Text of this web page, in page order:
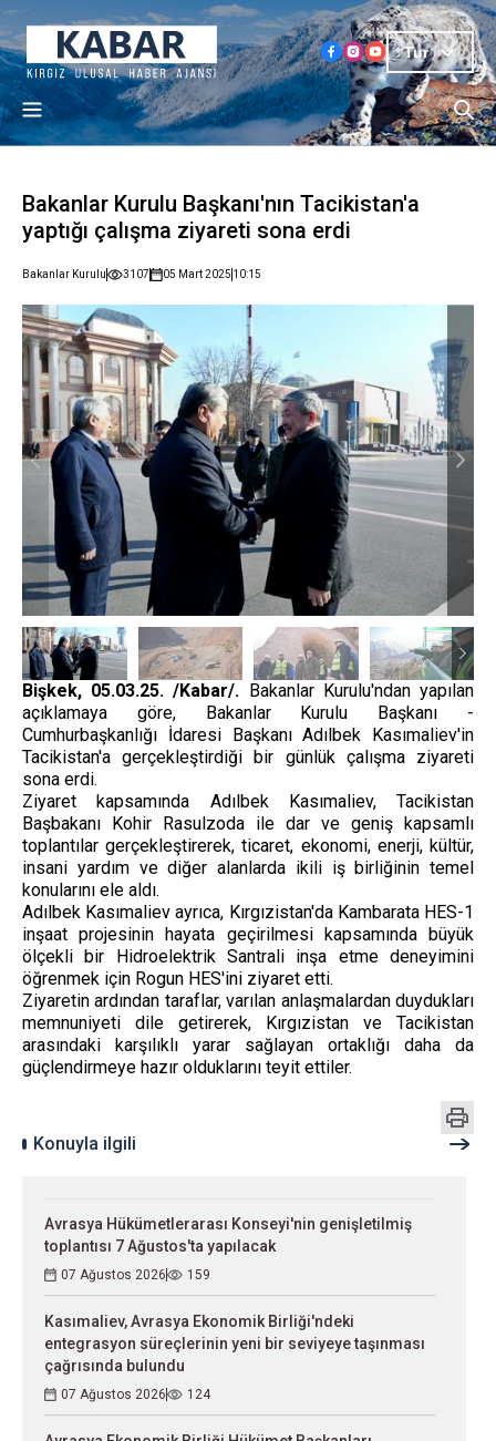
Tur
Bakanlar Kurulu Başkanı'nın Tacikistan'a
yaptığı çalışma ziyareti sona erdi
Bakanlar Kurulu 3107 05 Mart 2025 10:15
Bişkek, 05.03.25. /Kabar/. Bakanlar Kurulu'ndan yapılan
açıklamaya göre, Bakanlar Kurulu Başkanı -
Cumhurbaşkanlığı İdaresi Başkanı Adılbek Kasımaliev'in
Tacikistan'a gerçekleştirdiği bir günlük çalışma ziyareti
sona erdi.
Ziyaret kapsamında Adılbek Kasımaliev, Tacikistan
Başbakanı Kohir Rasulzoda ile dar ve geniş kapsamlı
toplantılar gerçekleştirerek, ticaret, ekonomi, enerji, kültür,
insani yardım ve diğer alanlarda ikili iş birliğinin temel
konularını ele aldı.
Adılbek Kasımaliev ayrıca, Kırgızistan'da Kambarata HES-1
inşaat projesinin hayata geçirilmesi kapsamında büyük
ölçekli bir Hidroelektrik Santrali inşa etme deneyimini
öğrenmek için Rogun HES'ini ziyaret etti.
Ziyaretin ardından taraflar, varılan anlaşmalardan duydukları
memnuniyeti dile getirerek, Kırgızistan ve Tacikistan
arasındaki karşılıklı yarar sağlayan ortaklığı daha da
güçlendirmeye hazır olduklarını teyit ettiler.
Konuyla ilgili
Avrasya Hükümetlerarası Konseyi'nin genişletilmiş
toplantısı 7 Ağustos'ta yapılacak
07 Ağustos 2026 159
Kasımaliev, Avrasya Ekonomik Birliği'ndeki
entegrasyon süreçlerinin yeni bir seviyeye taşınması
çağrısında bulundu
07 Ağustos 2026 124